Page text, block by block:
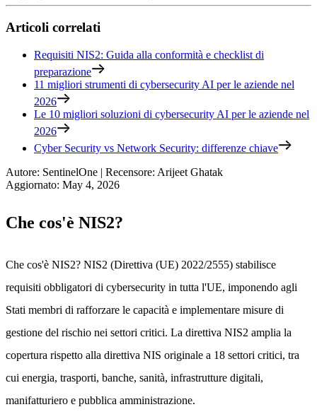
Articoli correlati
Requisiti NIS2: Guida alla conformità e checklist di
preparazione
11 migliori strumenti di cybersecurity AI per le aziende nel
2026
Le 10 migliori soluzioni di cybersecurity AI per le aziende nel
2026
Cyber Security vs Network Security: differenze chiave
Autore: SentinelOne | Recensore: Arijeet Ghatak
Aggiornato: May 4, 2026
Che cos'è NIS2?
Che cos'è NIS2? NIS2 (Direttiva (UE) 2022/2555) stabilisce
requisiti obbligatori di cybersecurity in tutta l'UE, imponendo agli
Stati membri di rafforzare le capacità e implementare misure di
gestione del rischio nei settori critici. La direttiva NIS2 amplia la
copertura rispetto alla direttiva NIS originale a 18 settori critici, tra
cui energia, trasporti, banche, sanità, infrastrutture digitali,
manifatturiero e pubblica amministrazione.